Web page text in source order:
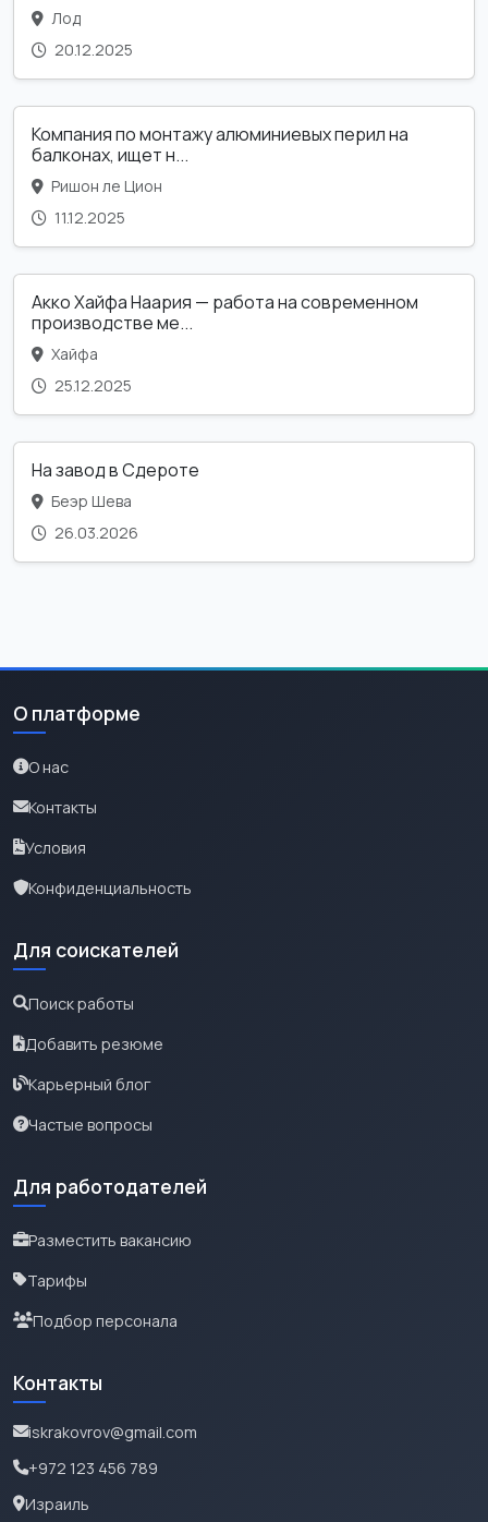
Лод
20.12.2025
Компания по монтажу алюминиевых перил на
балконах, ищет н...
Ришон ле Цион
11.12.2025
Акко Хайфа Наария — работа на современном
производстве ме...
Хайфа
25.12.2025
На завод в Сдероте
Беэр Шева
26.03.2026
О платформе
О нас
Контакты
Условия
Конфиденциальность
Для соискателей
Поиск работы
Добавить резюме
Карьерный блог
Частые вопросы
Для работодателей
Разместить вакансию
Тарифы
Подбор персонала
Контакты
iskrakovrov@gmail.com
+972 123 456 789
Израиль